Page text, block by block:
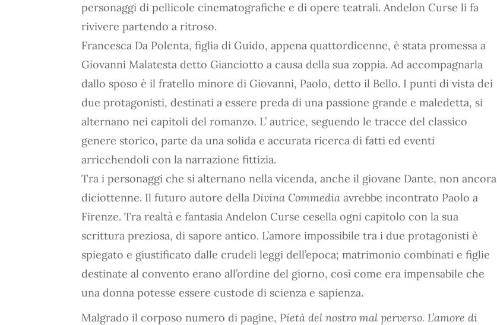
personaggi di pellicole cinematografiche e di opere teatrali. Andelon Curse li fa
rivivere partendo a ritroso.
Francesca Da Polenta, figlia di Guido, appena quattordicenne, è stata promessa a
Giovanni Malatesta detto Gianciotto a causa della sua zoppia. Ad accompagnarla
dallo sposo è il fratello minore di Giovanni, Paolo, detto il Bello. I punti di vista dei
due protagonisti, destinati a essere preda di una passione grande e maledetta, si
alternano nei capitoli del romanzo. L’ autrice, seguendo le tracce del classico
genere storico, parte da una solida e accurata ricerca di fatti ed eventi
arricchendoli con la narrazione fittizia.
Tra i personaggi che si alternano nella vicenda, anche il giovane Dante, non ancora
diciottenne. Il futuro autore della Divina Commedia avrebbe incontrato Paolo a
Firenze. Tra realtà e fantasia Andelon Curse cesella ogni capitolo con la sua
scrittura preziosa, di sapore antico. L’amore impossibile tra i due protagonisti è
spiegato e giustificato dalle crudeli leggi dell’epoca; matrimonio combinati e figlie
destinate al convento erano all’ordine del giorno, così come era impensabile che
una donna potesse essere custode di scienza e sapienza.
Malgrado il corposo numero di pagine, Pietà del nostro mal perverso. L’amore di